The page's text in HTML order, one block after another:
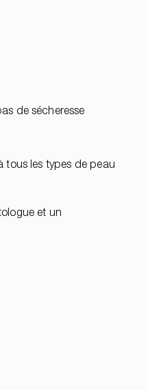
de sécheresse
tous les types de peau
et un